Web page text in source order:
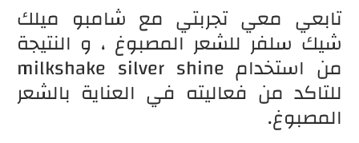
تابعي معي تجربتي مع شامبو ميلك
شيك سلفر للشعر المصبوغ ، و النتيجة
من استخدام milkshake silver shine
للتاكد من فعاليته في العناية بالشعر
المصبوغ.